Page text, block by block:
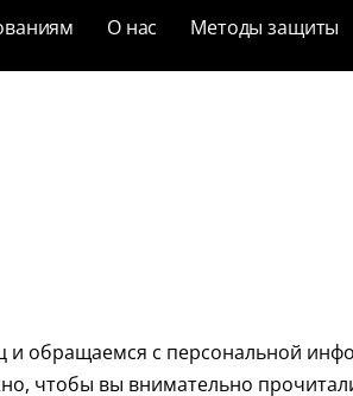
О нас Методы защиты
обращаемся с персональной
чтобы вы внимательно